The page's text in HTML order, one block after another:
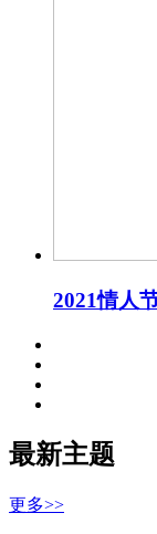
2021情人
最新主题
更多>>